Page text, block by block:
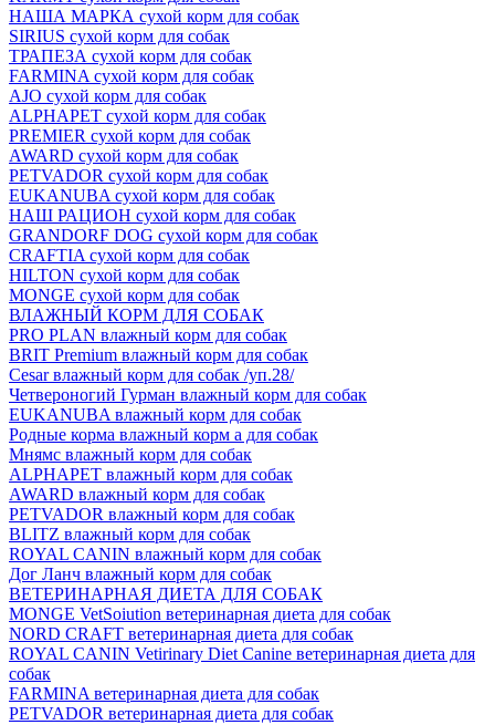
НАША МАРКА сухой корм для собак
SIRIUS сухой корм для собак
ТРАПЕЗА сухой корм для собак
FARMINA сухой корм для собак
AJO сухой корм для собак
ALPHAPET сухой корм для собак
PREMIER сухой корм для собак
AWARD сухой корм для собак
PETVADOR сухой корм для собак
EUKANUBA сухой корм для собак
НАШ РАЦИОН сухой корм для собак
GRANDORF DOG сухой корм для собак
CRAFTIA сухой корм для собак
HILTON сухой корм для собак
MONGE сухой корм для собак
ВЛАЖНЫЙ КОРМ ДЛЯ СОБАК
PRO PLAN влажный корм для собак
BRIT Premium влажный корм для собак
Cesar влажный корм для собак /уп.28/
Четвероногий Гурман влажный корм для собак
EUKANUBA влажный корм для собак
Родные корма влажный корм а для собак
Мнямс влажный корм для собак
ALPHAPET влажный корм для собак
AWARD влажный корм для собак
PETVADOR влажный корм для собак
BLITZ влажный корм для собак
ROYAL CANIN влажный корм для собак
Дог Ланч влажный корм для собак
ВЕТЕРИНАРНАЯ ДИЕТА ДЛЯ СОБАК
MONGE VetSoiution ветеринарная диета для собак
NORD CRAFT ветеринарная диета для собак
ROYAL CANIN Vetirinary Diet Canine ветеринарная диета для
собак
FARMINA ветеринарная диета для собак
PETVADOR ветеринарная диета для собак